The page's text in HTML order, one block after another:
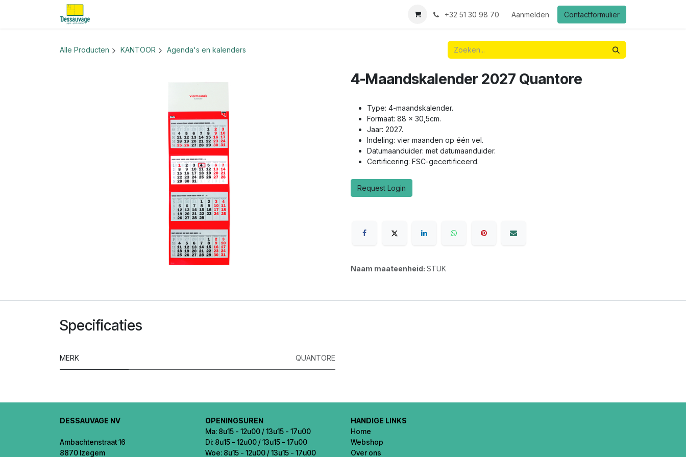
Overslaan naar inhoud
+32 51 30 98 70 Aanmelden Contactformulier
Alle Producten KANTOOR Agenda's en kalenders
4-Maandskalender 2027 Quantore
Type: 4-maandskalender.
Formaat: 88 x 30,5cm.
Jaar: 2027.
Indeling: vier maanden op één vel.
Datumaanduider: met datumaanduider.
Certificering: FSC-gecertificeerd.
Request Login
Naam maateenheid: STUK
Specificaties
MERK QUANTORE
DESSAUVAGE NV
Ambachtenstraat 16
8870 Izegem
OPENINGSUREN
Ma: 8u15 - 12u00 / 13u15 - 17u00
Di: 8u15 - 12u00 / 13u15 - 17u00
Woe: 8u15 - 12u00 / 13u15 - 17u00
HANDIGE LINKS
Home
Webshop
Over ons